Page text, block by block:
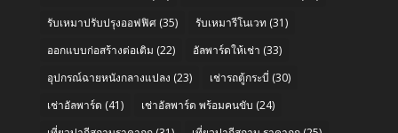
รับเหมาปรับปรุงออฟฟิศ(35) รับเหมารีโนเวท (31)
ออกแบบก่อสร้างต่อเติม (22) อัลพาร์ดให้เช่า (33)
อุปกรณ์ฉายหนังกลางแปลง (23) เช่ารถตู้กระบี่ (30)
เช่าอัลพาร์ด (41) เช่าอัลพาร์ด พร้อมคนขับ (24)